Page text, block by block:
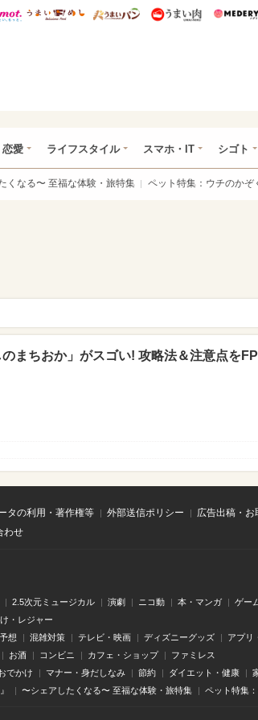
あ総研 ディズニー特集
mimot. うまいめし うまいパン うまい肉
恋愛 ライフスタイル スマホ・IT シゴト
くなる〜 至福な体験・旅特集 ペット特集：ウチのかぞ
のまちおか」がスゴい! 攻略法＆注意点を
タの利用・著作権等 外部送信ポリシー
広告出稿・
わせ
2.5次元ミュージカル 演劇 ニコ動 本・マンガ ゲー
・レジャー
想 混雑対策 テレビ・映画 ディズニーグッズ アプリ
お酒 コンビニ カフェ・ショップ ファミレス
でかけ マナー・身だしなみ 節約 ダイエット・健康
〜シェアしたくなる〜 至福な体験・旅特集 ペット特集